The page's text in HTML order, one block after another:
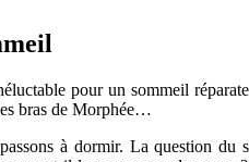
pour un sommeil
bras de Morphée…
à dormir. La question